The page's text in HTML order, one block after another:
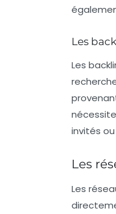
Les
Les
invités
Les
Les